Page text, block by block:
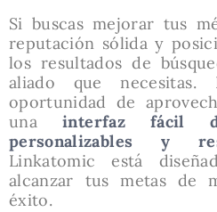
Si buscas mejorar tus
reputación sólida y
los resultados de
aliado que
oportunidad de
una interfaz fácil
personalizables y
Linkatomic está
alcanzar tus metas de
éxito.